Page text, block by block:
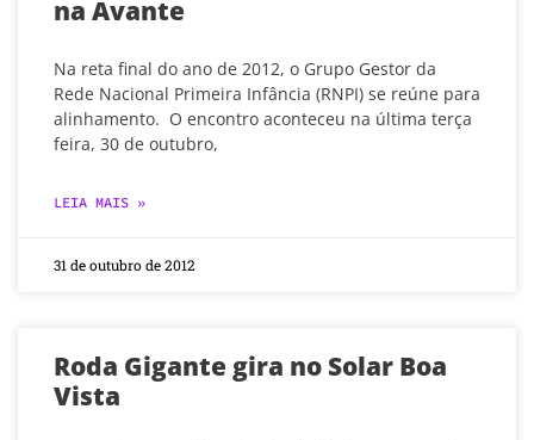
na Avante
Na reta final do ano de 2012, o Grupo Gestor da
Rede Nacional Primeira Infância (RNPI) se reúne para
alinhamento. O encontro aconteceu na última terça
feira, 30 de outubro,
LEIA MAIS »
31 de outubro de 2012
Roda Gigante gira no Solar Boa
Vista